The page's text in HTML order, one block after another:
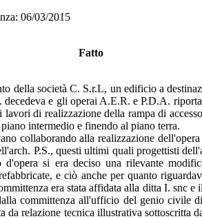
06/03/2015
Fatto
della società C. S.r.L, un edificio a
e gli operai A.E.R. e P.D.A.
di realizzazione della rampa di
intermedio e finendo al piano terra.
collaborando alla realizzazione
P.S., questi ultimi quali progettisti
si era deciso una rilevante
e ciò anche per quanto
era stata affidata alla ditta I. snc
committenza all'ufficio del genio civile
da relazione tecnica illustrativa